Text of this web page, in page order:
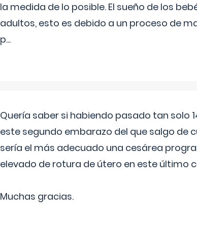
la medida de lo posible. El sueño de los
adultos, esto es debido a un proceso de
p...
Quería saber si habiendo pasado tan solo
este segundo embarazo del que salgo de
sería el más adecuado una cesárea
elevado de rotura de útero en este último
Muchas gracias.